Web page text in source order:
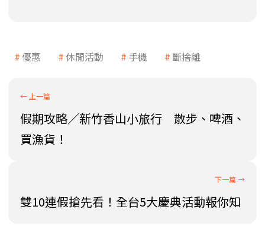
優惠 休閒活動 手機 斷捨離
假期攻略／新竹香山小旅行 散步、啤酒、
買漁貨！
雙10連假搶先看！全台5大慶典活動報你知